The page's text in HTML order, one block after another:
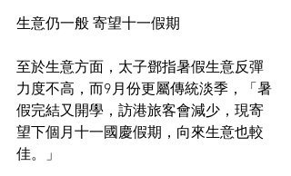
生意仍一般 寄望十一假期
至於生意方面，太子鄧指暑假生意反彈
力度不高，而9月份更屬傳統淡季，「暑
假完結又開學，訪港旅客會減少，現寄
望下個月十一國慶假期，向來生意也較
佳。」